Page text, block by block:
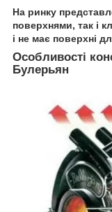
На ринку
поверхнями, так і
і не має поверхні
Особливості
Булерьян